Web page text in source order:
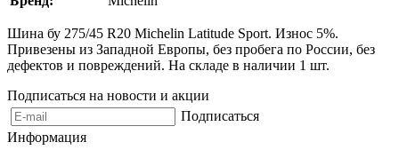
Шина бу 275/45 R20 Michelin Latitude Sport. Износ 5%.
Привезены из Западной Европы, без пробега по России, без
дефектов и повреждений. На складе в наличии 1 шт.
Подписаться на новости и акции
Подписаться
Информация